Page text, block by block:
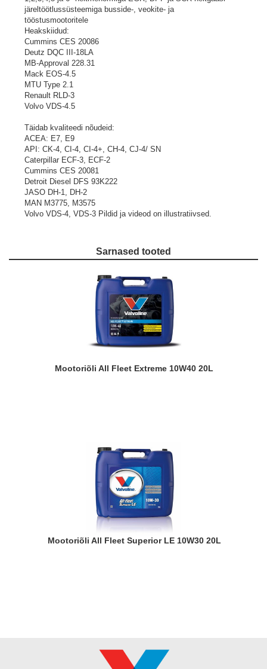
järeltöötlussüsteemiga busside-, veokite- ja
tööstusmootoritele
Heakskiidud:
Cummins CES 20086
Deutz DQC III-18LA
MB-Approval 228.31
Mack EOS-4.5
MTU Type 2.1
Renault RLD-3
Volvo VDS-4.5
Täidab kvaliteedi nõudeid:
ACEA: E7, E9
API: CK-4, CI-4, CI-4+, CH-4, CJ-4/ SN
Caterpillar ECF-3, ECF-2
Cummins CES 20081
Detroit Diesel DFS 93K222
JASO DH-1, DH-2
MAN M3775, M3575
Volvo VDS-4, VDS-3 Pildid ja videod on illustratiivsed.
Sarnased tooted
Mootoriõli All Fleet Extreme 10W40 20L
Mootoriõli All Fleet Superior LE 10W30 20L